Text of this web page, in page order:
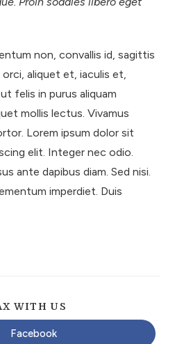
non, convallis id, sagittis
orci, aliquet et, iaculis et,
felis in purus aliquam
mollis lectus. Vivamus
Lorem ipsum dolor sit
elit. Integer nec odio.
ante dapibus diam. Sed nisi.
imperdiet. Duis
WITH US
Facebook